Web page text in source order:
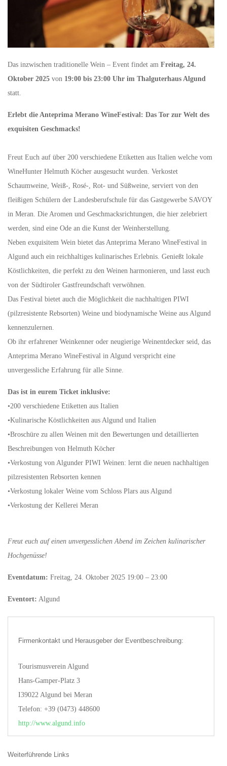
Das inzwischen traditionelle Wein – Event findet am Freitag, 24.
Oktober 2025 von 19:00 bis 23:00 Uhr im Thalguterhaus Algund
statt.
Erlebt die Anteprima Merano WineFestival: Das Tor zur Welt des
exquisiten Geschmacks!
Freut Euch auf über 200 verschiedene Etiketten aus Italien welche vom
WineHunter Helmuth Köcher ausgesucht wurden. Verkostet
Schaumweine, Weiß-, Rosé-, Rot- und Süßweine, serviert von den
fleißigen Schülern der Landesberufschule für das Gastgewerbe SAVOY
in Meran. Die Aromen und Geschmacksrichtungen, die hier zelebriert
werden, sind eine Ode an die Kunst der Weinherstellung.
Neben exquisitem Wein bietet das Anteprima Merano WineFestival in
Algund auch ein reichhaltiges kulinarisches Erlebnis. Genießt lokale
Köstlichkeiten, die perfekt zu den Weinen harmonieren, und lasst euch
von der Südtiroler Gastfreundschaft verwöhnen.
Das Festival bietet auch die Möglichkeit die nachhaltigen PIWI
(pilzresistente Rebsorten) Weine und biodynamische Weine aus Algund
kennenzulernen.
Ob ihr erfahrener Weinkenner oder neugierige Weinentdecker seid, das
Anteprima Merano WineFestival in Algund verspricht eine
unvergessliche Erfahrung für alle Sinne.
Das ist in eurem Ticket inklusive:
•200 verschiedene Etiketten aus Italien
•Kulinarische Köstlichkeiten aus Algund und Italien
•Broschüre zu allen Weinen mit den Bewertungen und detaillierten
Beschreibungen von Helmuth Köcher
•Verkostung von Algunder PIWI Weinen: lernt die neuen nachhaltigen
pilzresistenten Rebsorten kennen
•Verkostung lokaler Weine vom Schloss Plars aus Algund
•Verkostung der Kellerei Meran
Freut euch auf einen unvergesslichen Abend im Zeichen kulinarischer
Hochgenüsse!
Eventdatum: Freitag, 24. Oktober 2025 19:00 – 23:00
Eventort: Algund
Firmenkontakt und Herausgeber der Eventbeschreibung:
Tourismusverein Algund
Hans-Gamper-Platz 3
I39022 Algund bei Meran
Telefon: +39 (0473) 448600
http://www.algund.info
Weiterführende Links